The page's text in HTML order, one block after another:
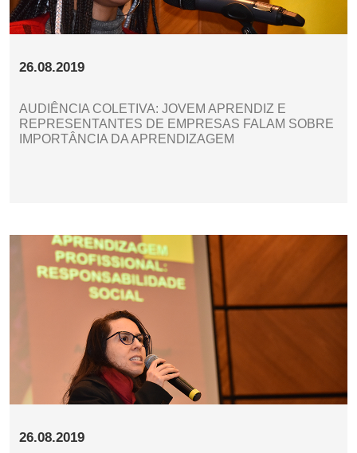
26.08.2019
AUDIÊNCIA COLETIVA: JOVEM APRENDIZ E
REPRESENTANTES DE EMPRESAS FALAM SOBRE
IMPORTÂNCIA DA APRENDIZAGEM
26.08.2019